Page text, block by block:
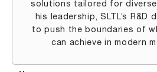
solutions tailored for
his leadership, SLTL’s R&D
to push the boundaries of
can achieve in modern